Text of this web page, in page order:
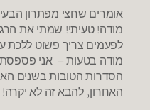
אומרים שחצי מפתרון
מודה! טעיתי! שמתי את
לפעמים צריך פשוט ללכת
הסדרות הטובות בשנים
האחרון, להבא זה לא יקרה!